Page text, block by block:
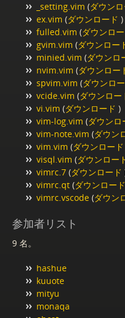
_setting.vim (ダウン
ex.vim (ダウンロード )
fulled.vim (ダウンロ
gvim.vim (ダウンロー
minied.vim (ダウンロ
nvim.vim (ダウンロー
spvim.vim (ダウンロ
vcide.vim (ダウンロー
vi.vim (ダウンロード )
vim-log.vim (ダウンロ
vim-note.vim (ダウン
vim.vim (ダウンロード
visql.vim (ダウンロー
vimrc.7 (ダウンロード
vimrc.qt (ダウンロード
vimrc.vscode (ダウン
参加者リスト
9 名。
hashue
kuuote
mityu
monaqa